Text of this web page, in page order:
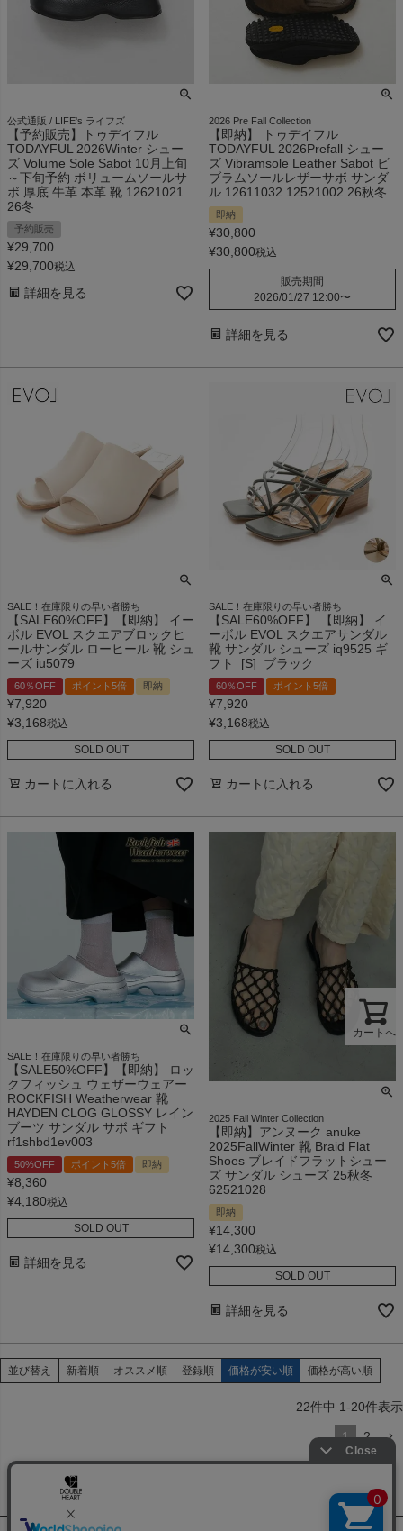
公式通販 / LIFE's ライフズ
【予約販売】トゥデイフル
TODAYFUL 2026Winter シュー
ズ Volume Sole Sabot 10月上旬
～下旬予約 ボリュームソールサ
ボ 厚底 牛革 本革 靴 12621021
26冬
予約販売
¥29,700
¥29,700税込
詳細を見る
2026 Pre Fall Collection
【即納】 トゥデイフル
TODAYFUL 2026Prefall シュー
ズ Vibramsole Leather Sabot ビ
ブラムソールレザーサボ サンダ
ル 12611032 12521002 26秋冬
即納
¥30,800
¥30,800税込
販売期間
2026/01/27 12:00〜
詳細を見る
SALE！在庫限りの早い者勝ち
【SALE60%OFF】【即納】 イー
ボル EVOL スクエアブロックヒ
ールサンダル ローヒール 靴 シュ
ーズ iu5079
60％OFF ポイント5倍 即納
¥7,920
¥3,168税込
SOLD OUT
カートに入れる
SALE！在庫限りの早い者勝ち
【SALE60%OFF】 【即納】 イ
ーボル EVOL スクエアサンダル
靴 サンダル シューズ iq9525 ギ
フト_[S]_ブラック
60％OFF ポイント5倍
¥7,920
¥3,168税込
SOLD OUT
カートに入れる
SALE！在庫限りの早い者勝ち
【SALE50%OFF】【即納】 ロッ
クフィッシュ ウェザーウェアー
ROCKFISH Weatherwear 靴
HAYDEN CLOG GLOSSY レイン
ブーツ サンダル サボ ギフト
rf1shbd1ev003
50%OFF ポイント5倍 即納
¥8,360
¥4,180税込
SOLD OUT
詳細を見る
2025 Fall Winter Collection
【即納】アンヌーク anuke
2025FallWinter 靴 Braid Flat
Shoes ブレイドフラットシュー
ズ サンダル シューズ 25秋冬
62521028
即納
¥14,300
¥14,300税込
SOLD OUT
詳細を見る
並び替え 新着順 オススメ順 登録順 価格が安い順 価格が高い順
22件中 1-20件表示
1 2
カートへ
ABOUT US